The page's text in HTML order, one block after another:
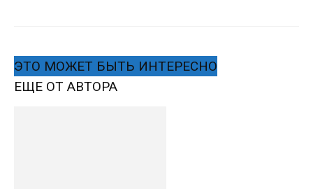
ЭТО МОЖЕТ БЫТЬ ИНТЕРЕСНО
ЕЩЕ ОТ АВТОРА